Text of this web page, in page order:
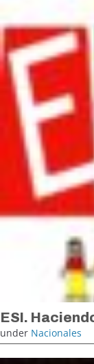
ESI.
under Nacionales